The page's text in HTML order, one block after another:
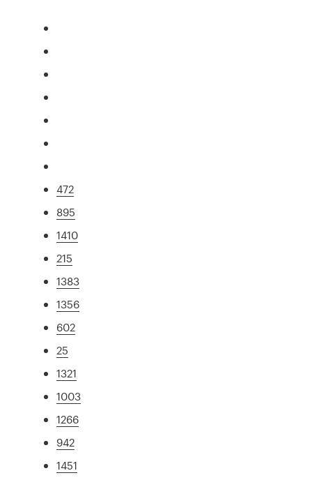
472
895
1410
215
1383
1356
602
25
1321
1003
1266
942
1451